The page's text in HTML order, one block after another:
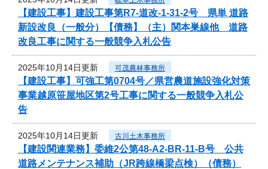
【建設工事】建設工事第R7-道改-1-31-2号 県単 道路
新設改良（一般分）【債務】（主）関本巣線他 道路
改良工事に関する一般競争入札公告
2025年10月14日更新 可茂農林事務所
【建設工事】可強工第0704号／県営農道施設強化対策
事業越原笹屋地区第2号工事に関する一般競争入札公
告
2025年10月14日更新 古川土木事務所
【建設関連業務】委維2公第48-A2-BR-11-B号 公共
道路メンテナンス補助（JR跨線橋梁点検）（債務）